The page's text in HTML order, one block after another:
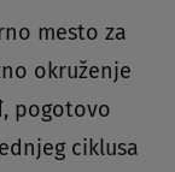
mesto za
okruženje
pogotovo
ciklusa